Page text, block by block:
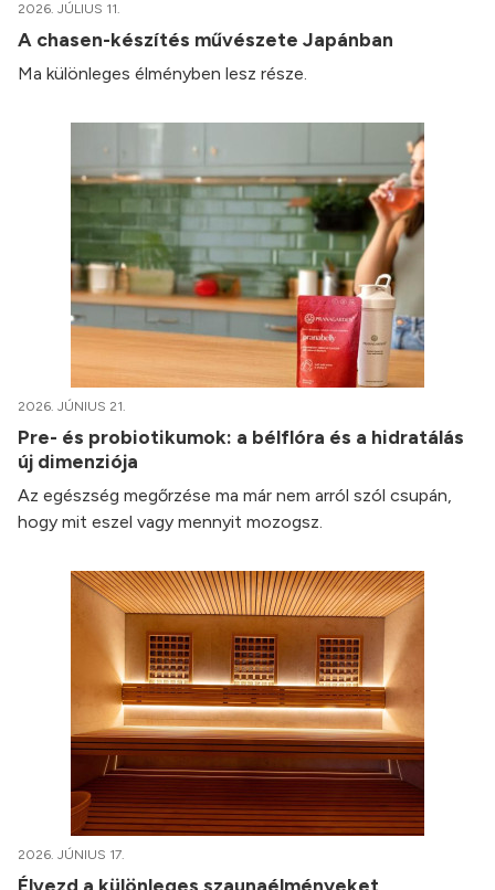
2026. JÚLIUS 11.
A chasen-készítés művészete Japánban
Ma különleges élményben lesz része.
2026. JÚNIUS 21.
Pre- és probiotikumok: a bélflóra és a hidratálás
új dimenziója
Az egészség megőrzése ma már nem arról szól csupán,
hogy mit eszel vagy mennyit mozogsz.
2026. JÚNIUS 17.
Élvezd a különleges szaunaélményeket